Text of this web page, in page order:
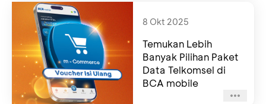
8 Okt 2025
Temukan Lebih
Banyak Pilihan Paket
Data Telkomsel di
BCA mobile